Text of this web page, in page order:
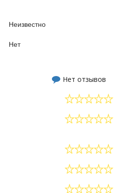
Неизвестно
Нет
Нет отзывов